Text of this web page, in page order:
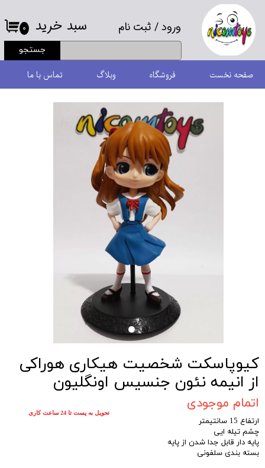
ورود/ ثبت نام
حساب کاربری من
تغییر گذر واژه
سفارشات
خروج از حساب کاربری
جستجو
۰ سبد خرید
صفحه نخست فروشگاه وبلاگ تماس با ما
کیوپاسکت شخصیت هیکاری هوراکی
از انیمه نئون جنسیس اونگلیون
اتمام موجودی
ارتفاع 15 سانتیمتر
چشم تیله ایی
پایه دار قابل جدا شدن از پایه
بسته بندی سلفونی
تحویل به پست تا 24 ساعت کاری